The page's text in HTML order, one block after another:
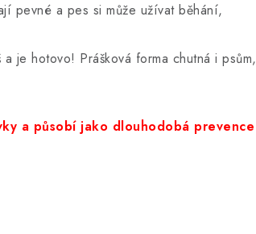
pevné a pes si může užívat běhání,
je hotovo! Prášková forma chutná i psům,
a působí jako dlouhodobá prevence